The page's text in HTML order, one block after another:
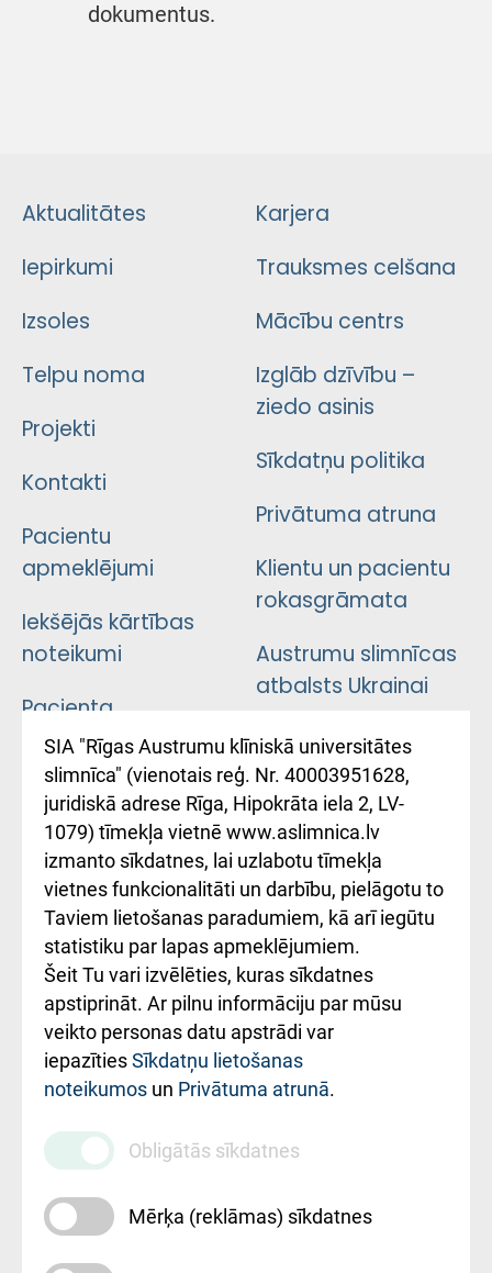
dokumentus.
Aktualitātes
Iepirkumi
Izsoles
Telpu noma
Projekti
Kontakti
Pacientu
apmeklējumi
Iekšējās kārtības
noteikumi
Pacienta
atsauksmju/sūdzību
iesniegšanas
kārtība
Kā pie mums nokļūt
Rēķinu apmaksas
ceļvedis
Rekvizīti un
ārstniecības
iestādes kods
010000234
Maksas
pakalpojumu
cenrādis
Karjera
Trauksmes celšana
Mācību centrs
Izglāb dzīvību –
ziedo asinis
Sīkdatņu politika
Privātuma atruna
Klientu un pacientu
rokasgrāmata
Austrumu slimnīcas
atbalsts Ukrainai
Підтримка Східної
лікарні та співпраця з
Україною
SIA "Rīgas Austrumu klīniskā universitātes
slimnīca" (vienotais reģ. Nr. 40003951628,
juridiskā adrese Rīga, Hipokrāta iela 2, LV-
1079) tīmekļa vietnē www.aslimnica.lv
izmanto sīkdatnes, lai uzlabotu tīmekļa
vietnes funkcionalitāti un darbību, pielāgotu to
Taviem lietošanas paradumiem, kā arī iegūtu
statistiku par lapas apmeklējumiem.
Šeit Tu vari izvēlēties, kuras sīkdatnes
apstiprināt. Ar pilnu informāciju par mūsu
veikto personas datu apstrādi var
iepazītiesSīkdatņu lietošanas
noteikumos un Privātuma atrunā.
Obligātās sīkdatnes
Mērķa (reklāmas) sīkdatnes